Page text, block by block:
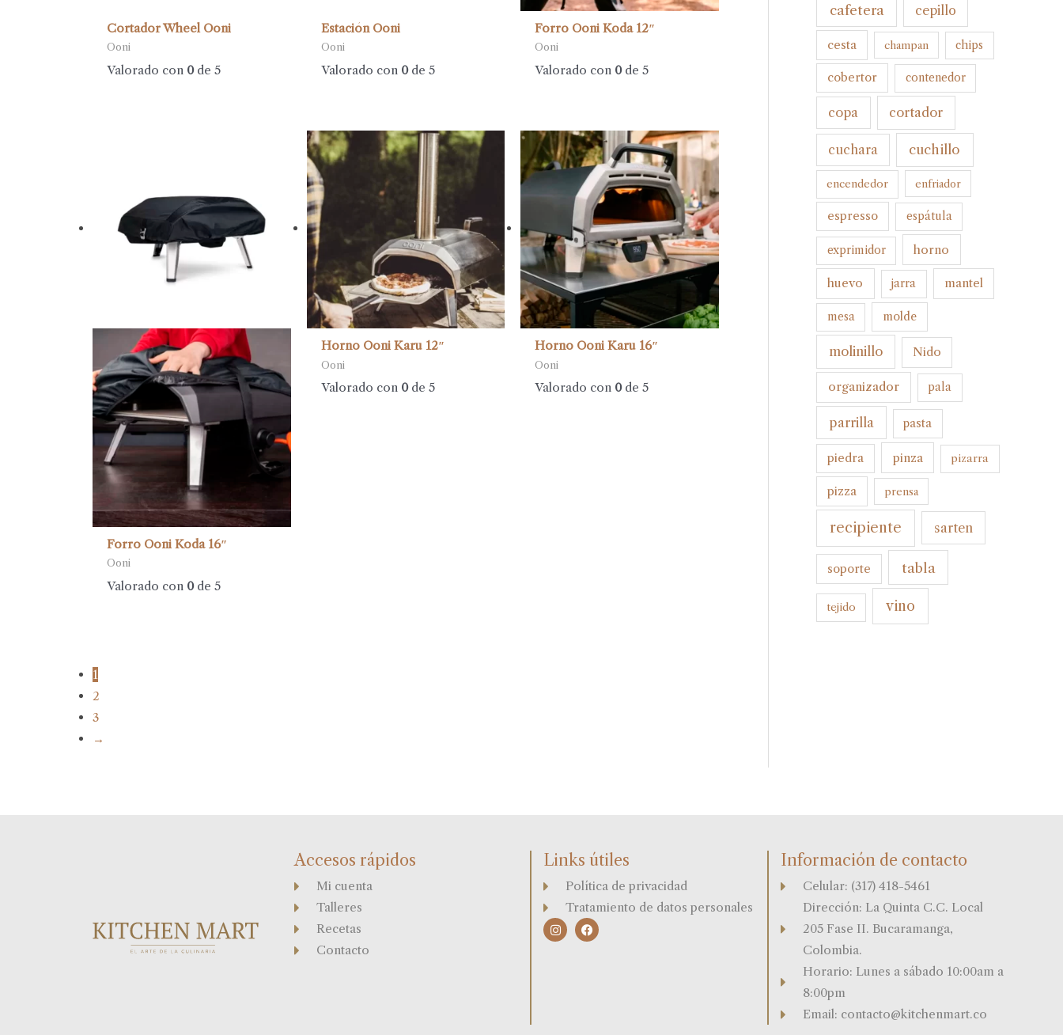
Cortador Wheel Ooni
Ooni
Valorado con 0de 5
Estación Ooni
Ooni
Valorado con 0de 5
Forro Ooni Koda 12″
Ooni
Valorado con 0de 5
Forro Ooni Koda 16″
Ooni
Valorado con 0de 5
Horno Ooni Karu 12″
Ooni
Valorado con 0de 5
Horno Ooni Karu 16″
Ooni
Valorado con 0de 5
1
2
3
→
cafetera cepillo
cesta champan chips
cobertor contenedor
copa cortador
cuchara cuchillo
encendedor enfriador
espresso espátula
exprimidor horno
huevo jarra mantel
mesa molde
molinillo Nido
organizador pala
parrilla pasta
piedra pinza pizarra
pizza prensa
recipiente sarten
soporte tabla
tejido vino
Accesos rápidos
Mi cuenta
Talleres
Recetas
Contacto
Links útiles
Política de privacidad
Tratamiento de datos personales
I
n
F
a
Información de contacto
Celular: (317) 418-5461
Dirección: La Quinta C.C. Local
205 Fase II. Bucaramanga,
Colombia.
Horario: Lunes a sábado 10:00am a
8:00pm
Email: contacto@kitchenmart.co